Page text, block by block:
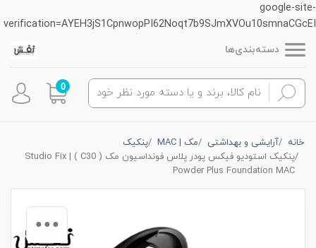
google-site-
verification=AYEH3jS1CpnwopPI62Noqt7b9SJmXVOu10smnaCGcEI
دسته‌بندی‌ها
0
خانه آرایشی و بهداشتی مک | MAC
پنکیک
پنکیک استودیو فیکس پودر پلاس فونداسیون مک ( C30 ) | Studio Fix
Powder Plus Foundation MAC